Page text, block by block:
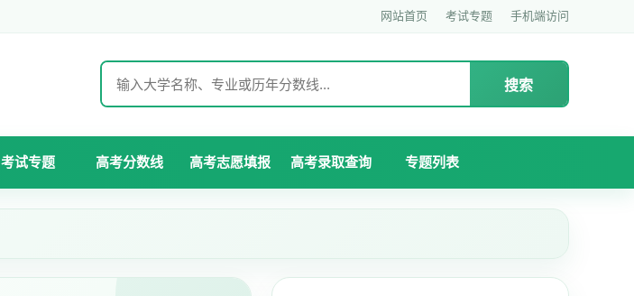
网站首页 考试专题 手机端访问
搜索
考试专题 高考分数线 高考志愿填报 高考录取查询 专题列表